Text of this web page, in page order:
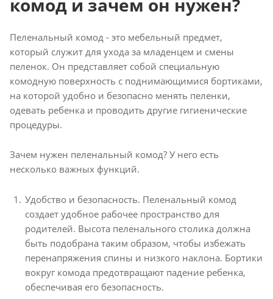
комод и зачем он нужен?
Пеленальный комод - это мебельный предмет,
который служит для ухода за младенцем и смены
пеленок. Он представляет собой специальную
комодную поверхность с поднимающимися бортиками,
на которой удобно и безопасно менять пеленки,
одевать ребенка и проводить другие гигиенические
процедуры.
Зачем нужен пеленальный комод? У него есть
несколько важных функций.
Удобство и безопасность. Пеленальный комод
создает удобное рабочее пространство для
родителей. Высота пеленального столика должна
быть подобрана таким образом, чтобы избежать
перенапряжения спины и низкого наклона. Бортики
вокруг комода предотвращают падение ребенка,
обеспечивая его безопасность.